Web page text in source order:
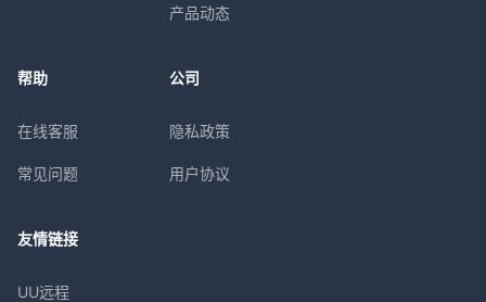
产品动态
帮助
在线客服
常见问题
公司
隐私政策
用户协议
友情链接
UU远程